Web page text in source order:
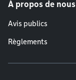
À propos de nous
Avis publics
Règlements